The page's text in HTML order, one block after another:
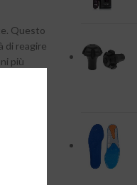
Questo
di reagire
più
e